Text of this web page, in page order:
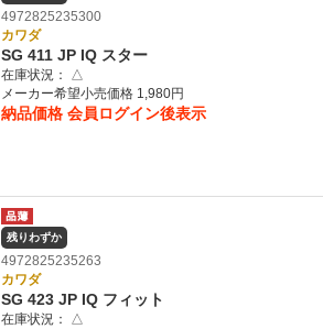
4972825235300
カワダ
SG 411 JP IQ スター
在庫状況：
△
メーカー希望小売価格 1,980円
納品価格 会員ログイン後表示
残りわずか
4972825235263
カワダ
SG 423 JP IQ フィット
在庫状況：
△